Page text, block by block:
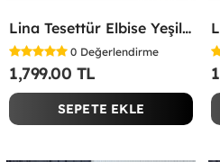
Lina Tesettür Elbise Yeşil Yeşil
0 Değerlendirme
1,799.00 TL
SEPETE EKLE